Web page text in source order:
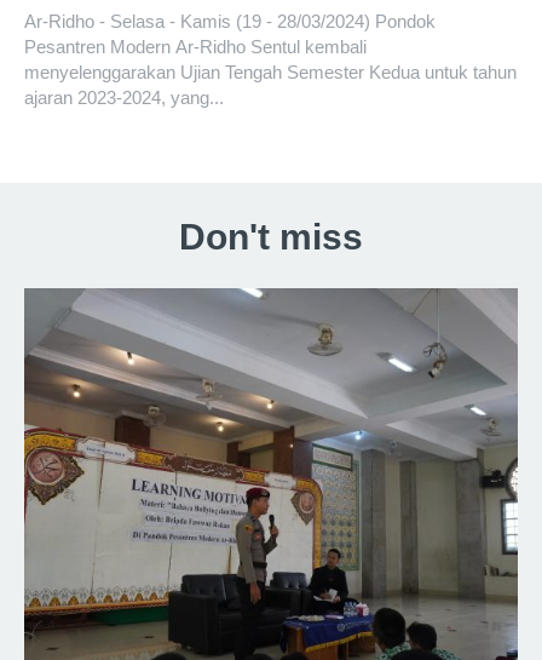
Ar-Ridho - Selasa - Kamis (19 - 28/03/2024) Pondok
Pesantren Modern Ar-Ridho Sentul kembali
menyelenggarakan Ujian Tengah Semester Kedua untuk tahun
ajaran 2023-2024, yang...
Don't miss